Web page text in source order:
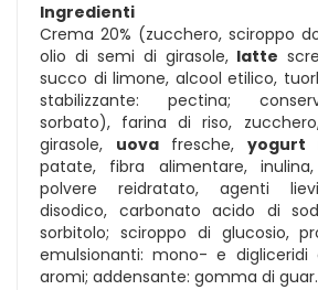
Ingredienti
Crema 20% (zucchero, sciroppo
olio di semi di girasole, latte
succo di limone, alcool etilico,
stabilizzante: pectina;
sorbato), farina di riso,
girasole, uovafresche, yogurt
patate, fibra alimentare, inulina,
polvere reidratato, agenti
disodico, carbonato acido di
sorbitolo; sciroppo di glucosio,
emulsionanti: mono- e digliceridi
aromi; addensante: gomma di guar.